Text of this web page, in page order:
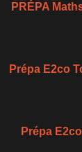
PRÉPA
Prépa E2co
Prépa